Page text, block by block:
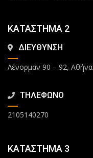
ΚΑΤΑΣΤΗΜΑ 2
ΔΙΕΥΘΥΝΣΗ
Λένορμαν 90 – 92, Αθήνα
ΤΗΛΕΦΩΝΟ
2105140270
ΚΑΤΑΣΤΗΜΑ 3